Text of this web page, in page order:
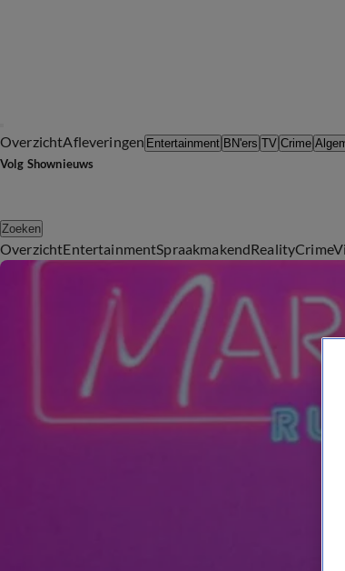
OverzichtAfleveringen Entertainment BN'ers TV Crime
Volg Shownieuws
Zoeken
OverzichtEntertainmentSpraakmakendRealityCrime